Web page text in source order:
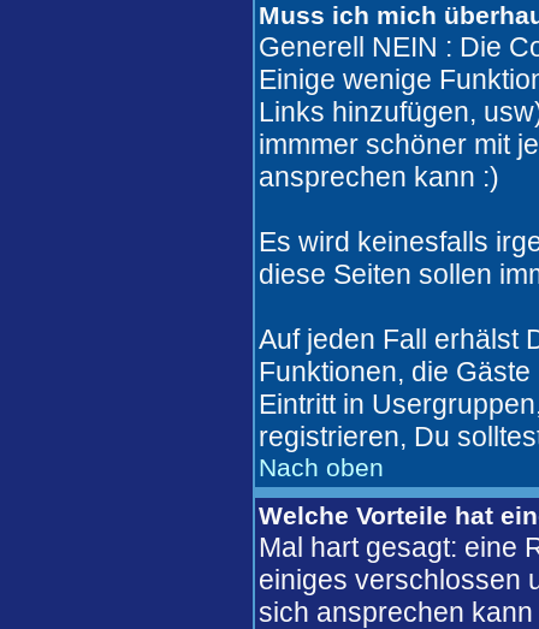
Muss ich mich
Generell NEIN : Die
Einige wenige
Links hinzufügen,
immmer schöner mit
ansprechen kann :)
Es wird keinesfalls
diese Seiten sollen
Auf jeden Fall erhälst
Funktionen, die
Eintritt in
registrieren, Du
Nach oben
Welche Vorteile hat
Mal hart gesagt: eine
einiges verschlossen
sich ansprechen